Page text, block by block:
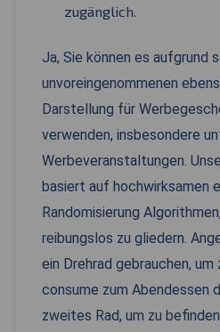
zugänglich.
Ja, Sie können es aufgrund
unvoreingenommenen
Darstellung für
verwenden, insbesondere
Werbeveranstaltungen.
basiert auf hochwirksamen
Randomisierung
reibungslos zu gliedern.
ein Drehrad gebrauchen,
consume zum Abendessen
zweites Rad, um zu